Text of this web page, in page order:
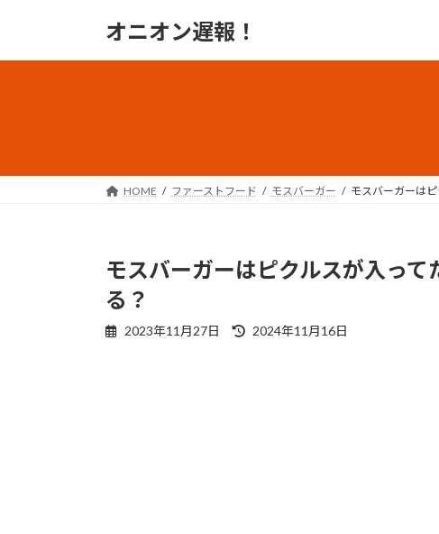
オニオン遅報！
HOME ファーストフード モスバーガー モスバーガーは
モスバーガーはピクルスが入っ
る？
2023年11月27日
最
2024年11月16日